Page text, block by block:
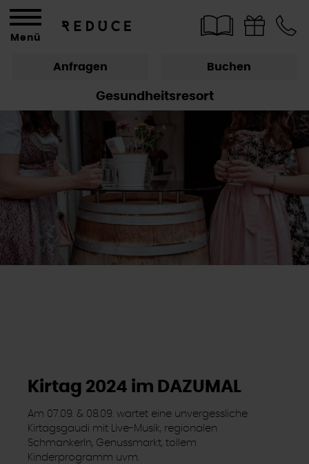
Kirtag 2024 im DAZUMAL
Am 07.09. & 08.09. wartet eine unvergessliche
Kirtagsgaudi mit Live-Musik, regionalen
Schmankerln, Genussmarkt, tollem
Kinderprogramm uvm.
Gesundheitsresort
Anfragen Buchen
Menü